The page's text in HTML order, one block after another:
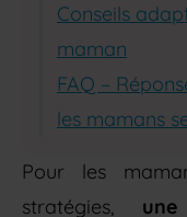
Conseils
maman
FAQ –
les mamans
Pour les
stratégies,